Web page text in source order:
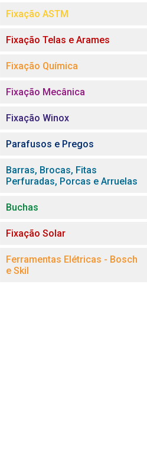
Fixação ASTM
Fixação Telas e Arames
Fixação Química
Fixação Mecânica
Fixação Winox
Parafusos e Pregos
Barras, Brocas, Fitas
Perfuradas, Porcas e Arruelas
Buchas
Fixação Solar
Ferramentas Elétricas - Bosch
e Skil